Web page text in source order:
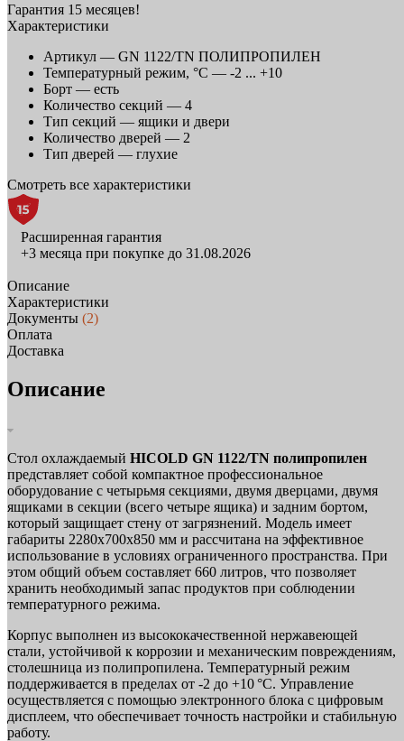
Гарантия 15 месяцев!
Характеристики
Артикул — GN 1122/TN ПОЛИПРОПИЛЕН
Температурный режим, °C — -2 ... +10
Борт — есть
Количество секций — 4
Тип секций — ящики и двери
Количество дверей — 2
Тип дверей — глухие
Смотреть все характеристики
Расширенная гарантия
+3 месяца при покупке до 31.08.2026
Описание
Характеристики
Документы (2)
Оплата
Доставка
Описание
Стол охлаждаемый HICOLD GN 1122/TN полипропилен
представляет собой компактное профессиональное
оборудование с четырьмя секциями, двумя дверцами, двумя
ящиками в секции (всего четыре ящика) и задним бортом,
который защищает стену от загрязнений. Модель имеет
габариты 2280х700х850 мм и рассчитана на эффективное
использование в условиях ограниченного пространства. При
этом общий объем составляет 660 литров, что позволяет
хранить необходимый запас продуктов при соблюдении
температурного режима.
Корпус выполнен из высококачественной нержавеющей
стали, устойчивой к коррозии и механическим повреждениям,
столешница из полипропилена. Температурный режим
поддерживается в пределах от -2 до +10 °C. Управление
осуществляется с помощью электронного блока с цифровым
дисплеем, что обеспечивает точность настройки и стабильную
работу.